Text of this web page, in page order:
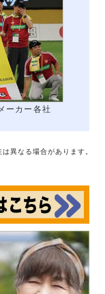
ーカー各社
異なる場合があります。